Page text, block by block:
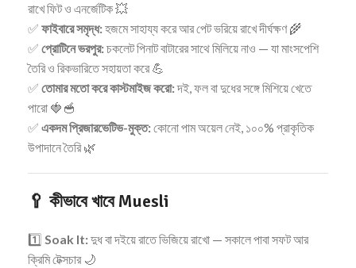
রাখে ফিট ও এনর্জেটিক 💥
✅ ফাইবারে সমৃদ্ধ:হজমে সাহায্য করে আর পেট ভরিয়ে রাখে দীর্ঘক্ষণ 🌾
✅ প্রোটিনে ভরপুর:চকলেট পিনাট বাটারের সাথে মিলিয়ে নাও — যা মাংসপেশি
তৈরি ও রিকভারিতে সহায়তা করে 💪
✅ তোমার মতো করে কাস্টমাইজ করো:দই, ফল বা দুধের সঙ্গে মিশিয়ে খেতে
পারো 🍓🥣
✅ একদম প্রিজারভেটিভ-মুক্ত:কোনো পাম অয়েল নেই, ১০০% প্রাকৃতিক
উপাদানে তৈরি 🌿
🥄 কীভাবে খাবে Muesli
1️⃣ Soak It:দুধ বা দইয়ে রাতে ভিজিয়ে রাখো — সকালে পাবা সফট আর
ক্রিমি টেক্সচার 🌙